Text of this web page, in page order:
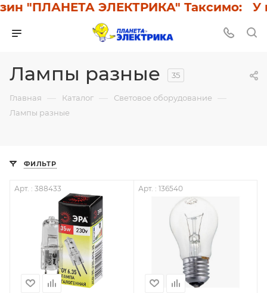
"ПЛАНЕТА ЭЛЕКТРИКА" Таксимо: У
Лампы разные 35
Главная — Каталог — Световое оборудование —
Лампы разные
ФИЛЬТР
Арт. : 388433 Арт. : 136540